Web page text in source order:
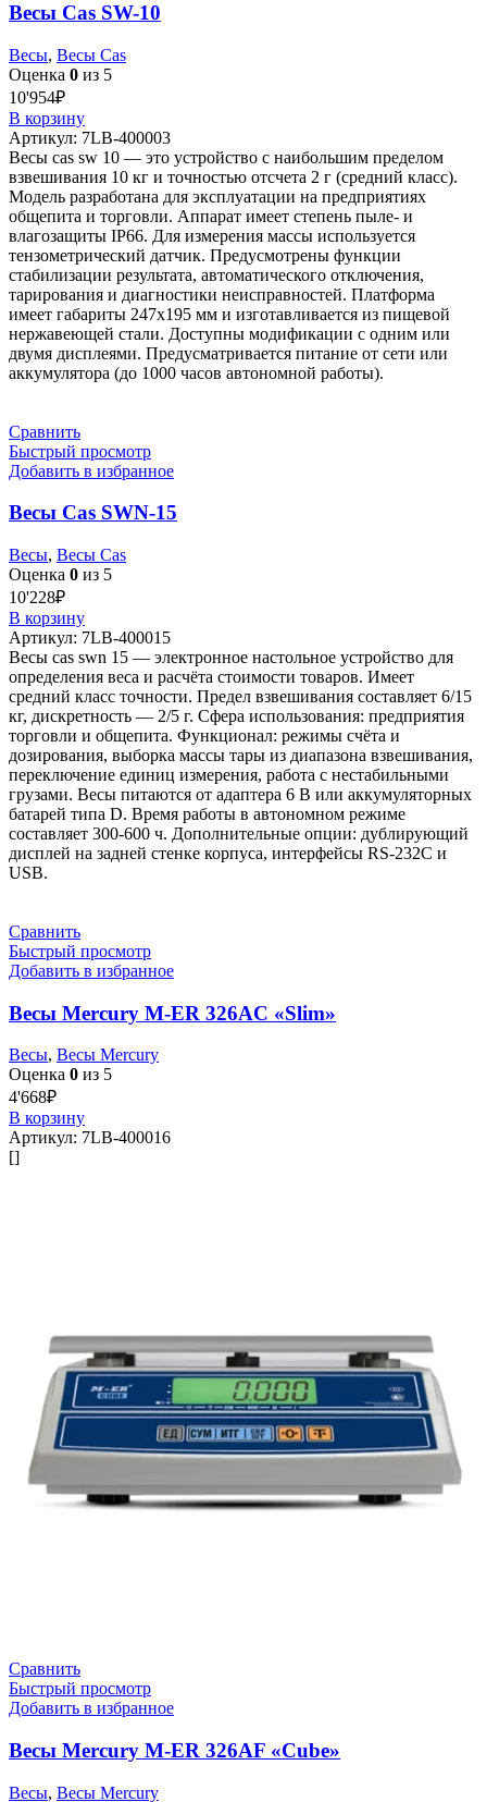
Весы Cas SW-10
Весы, Весы Cas
Оценка 0 из 5
10'954₽
В корзину
Артикул: 7LB-400003
Весы cas sw 10 — это устройство с наибольшим пределом
взвешивания 10 кг и точностью отсчета 2 г (средний класс).
Модель разработана для эксплуатации на предприятиях
общепита и торговли. Аппарат имеет степень пыле- и
влагозащиты IP66. Для измерения массы используется
тензометрический датчик. Предусмотрены функции
стабилизации результата, автоматического отключения,
тарирования и диагностики неисправностей. Платформа
имеет габариты 247х195 мм и изготавливается из пищевой
нержавеющей стали. Доступны модификации с одним или
двумя дисплеями. Предусматривается питание от сети или
аккумулятора (до 1000 часов автономной работы).
Сравнить
Быстрый просмотр
Добавить в избранное
Весы Cas SWN-15
Весы, Весы Cas
Оценка 0 из 5
10'228₽
В корзину
Артикул: 7LB-400015
Весы cas swn 15 — электронное настольное устройство для
определения веса и расчёта стоимости товаров. Имеет
средний класс точности. Предел взвешивания составляет 6/15
кг, дискретность — 2/5 г. Сфера использования: предприятия
торговли и общепита. Функционал: режимы счёта и
дозирования, выборка массы тары из диапазона взвешивания,
переключение единиц измерения, работа с нестабильными
грузами. Весы питаются от адаптера 6 В или аккумуляторных
батарей типа D. Время работы в автономном режиме
составляет 300-600 ч. Дополнительные опции: дублирующий
дисплей на задней стенке корпуса, интерфейсы RS-232C и
USB.
Сравнить
Быстрый просмотр
Добавить в избранное
Весы Mercury M-ER 326AC «Slim»
Весы, Весы Mercury
Оценка 0 из 5
4'668₽
В корзину
Артикул: 7LB-400016
[]
Сравнить
Быстрый просмотр
Добавить в избранное
Весы Mercury M-ER 326AF «Cube»
Весы, Весы Mercury